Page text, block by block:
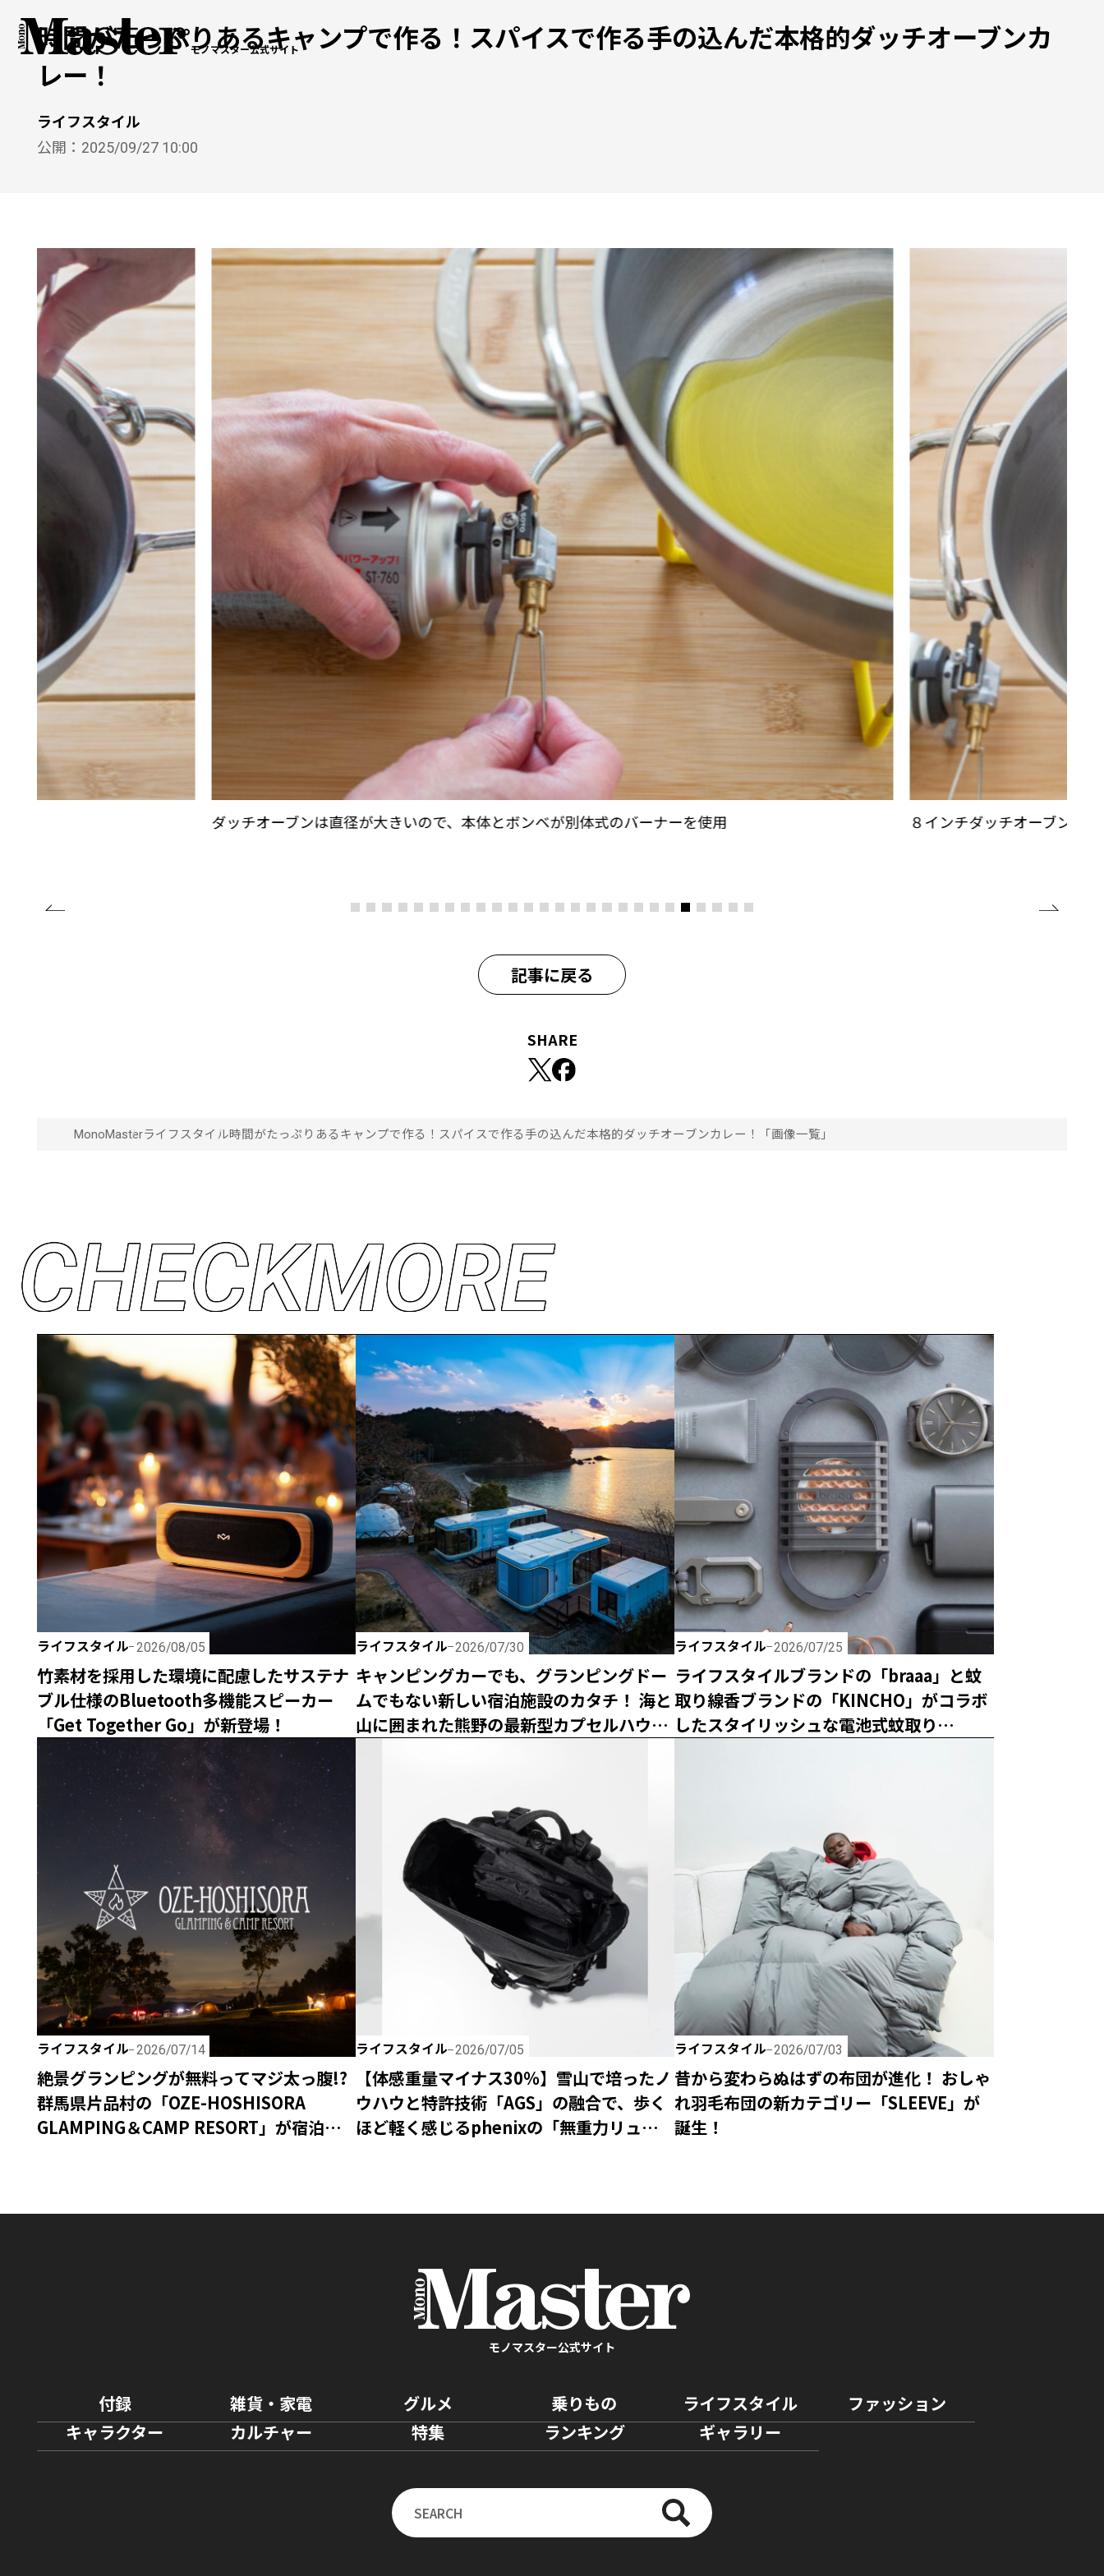
モノマスター公式サイト
時間がたっぷりあるキャンプで作る！スパイスで作る手の込んだ本格的ダッチオーブンカ
レー！
ライフスタイル
公開： 2025/09/27 10:00
ダッチオーブンは直径が大きいので、本体とボンベが別体式のバーナーを使用 ８インチダッチオーブンに
記事に戻る
SHARE
MonoMasterライフスタイル時間がたっぷりあるキャンプで作る！スパイスで作る手の込んだ本格的ダッチオーブンカレー！「画像一覧」
CHECKMORE
ライフスタイル 2026/08/05
竹素材を採用した環境に配慮したサステナ
ブル仕様のBluetooth多機能スピーカー
「Get Together Go」が新登場！
ライフスタイル 2026/07/30
キャンピングカーでも、グランピングドー
ムでもない新しい宿泊施設のカタチ！ 海と
山に囲まれた熊野の最新型カプセルハウス
ライフスタイル 2026/07/25
ライフスタイルブランドの「braaa」と蚊
取り線香ブランドの「KINCHO」がコラボ
したスタイリッシュな電池式蚊取り
ライフスタイル 2026/07/14
絶景グランピングが無料ってマジ太っ腹!?
群馬県片品村の「OZE-HOSHISORA
GLAMPING＆CAMP RESORT」が宿泊料
ライフスタイル 2026/07/05
【体感重量マイナス30％】雪山で培ったノ
ウハウと特許技術「AGS」の融合で、歩く
ほど軽く感じるphenixの「無重力リュッ
ライフスタイル 2026/07/03
昔から変わらぬはずの布団が進化！ おしゃ
れ羽毛布団の新カテゴリー「SLEEVE」が
誕生！
モノマスター公式サイト
付録 雑貨・家電 グルメ 乗りもの ライフスタイル
ファッション
キャラクター
カルチャー 特集 ランキング ギャラリー